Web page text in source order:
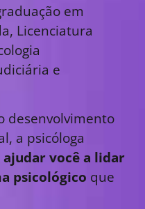
em
Licenciatura
e
desenvolvimento
a psicóloga
ajudar você a lidar
psicológico que